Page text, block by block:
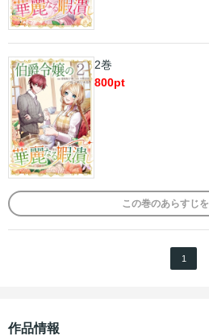
2巻
800pt
この巻のあらすじを
1
作品情報